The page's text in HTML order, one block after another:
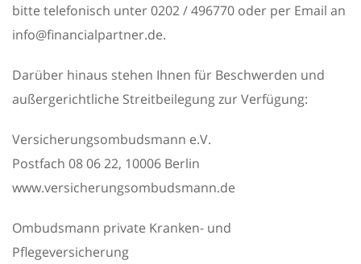
bitte telefonisch unter 0202 / 496770 oder per Email an
info@financialpartner.de.
Darüber hinaus stehen Ihnen für Beschwerden und
außergerichtliche Streitbeilegung zur Verfügung:
Versicherungsombudsmann e.V.
Postfach 08 06 22, 10006 Berlin
www.versicherungsombudsmann.de
Ombudsmann private Kranken- und
Pflegeversicherung